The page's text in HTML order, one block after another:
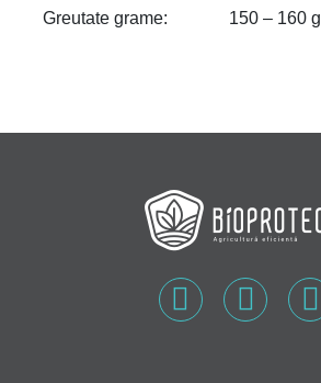
Greutate grame: 150 – 160 g